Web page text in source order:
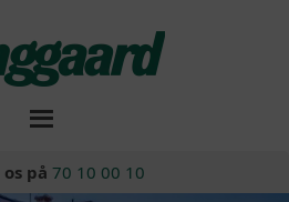
på 70 10 00 10